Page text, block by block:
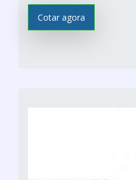
Cotar agora